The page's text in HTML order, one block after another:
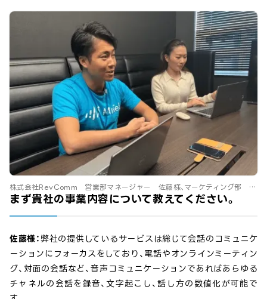
株式会社RevComm 営業部マネージャー 佐藤様、マーケティング部
胡様
まず貴社の事業内容について教えてください。
佐藤様： 弊社の提供しているサービスは総じて会話のコミュニケ
ーションにフォーカスをしており、電話やオンラインミーティン
グ、対面の会話など、音声コミュニケーションであればあらゆる
チャネルの会話を録音、文字起こし、話し方の数値化が可能で